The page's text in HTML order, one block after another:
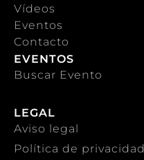
Vídeos
Eventos
Contacto
EVENTOS
Buscar Evento
LEGAL
Aviso legal
Política de privacidad